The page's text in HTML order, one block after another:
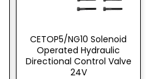
CETOP5/NG10 Solenoid
Operated Hydraulic
Directional Control Valve
24V